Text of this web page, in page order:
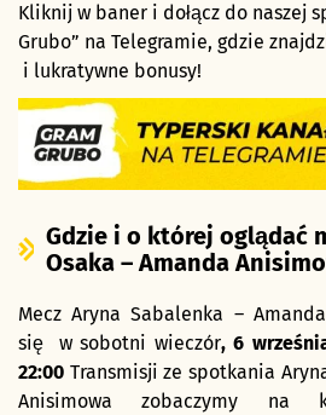
Kliknij w baner i dołącz do naszej
Grubo” na Telegramie, gdzie
i lukratywne bonusy!
Gdzie i o której oglądać
Osaka – Amanda
Mecz Aryna Sabalenka –
się w sobotni wieczór, 6
22:00 Transmisji ze spotkania
Anisimowa zobaczymy na